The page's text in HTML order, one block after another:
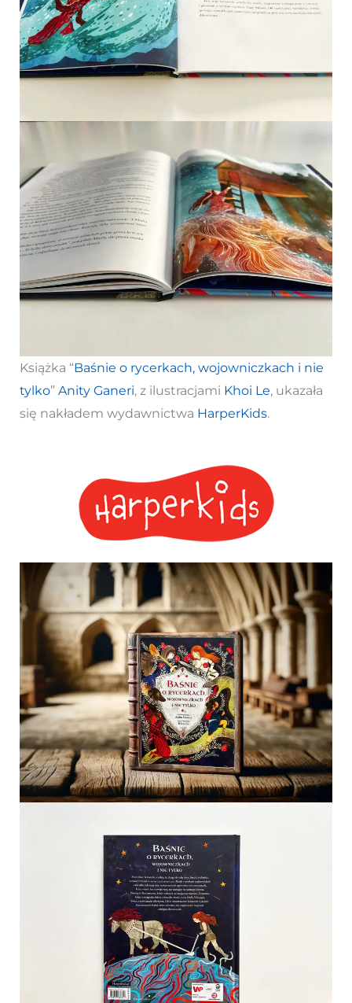
Książka “Baśnie o rycerkach, wojowniczkach i nie
tylko” Anity Ganeri, z ilustracjami Khoi Le, ukazała
się nakładem wydawnictwa HarperKids.